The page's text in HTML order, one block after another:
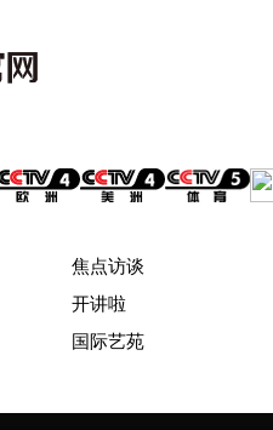
焦点访谈
开讲啦
国际艺苑